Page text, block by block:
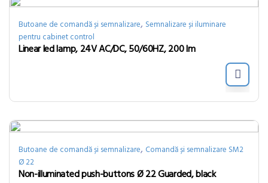
Butoane de comandă și semnalizare, Semnalizare și iluminare
pentru cabinet control
Linear led lamp, 24V AC/DC, 50/60HZ, 200 lm
Butoane de comandă și semnalizare, Comandă și semnalizare SM2
Ø 22
Non-illuminated push-buttons Ø 22 Guarded, black